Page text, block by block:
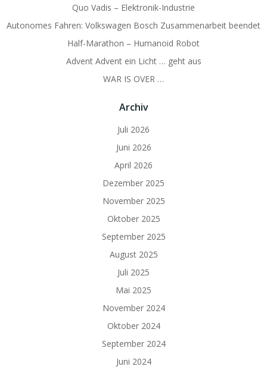
Quo Vadis – Elektronik-Industrie
Autonomes Fahren: Volkswagen Bosch Zusammenarbeit beendet
Half-Marathon – Humanoid Robot
Advent Advent ein Licht … geht aus
WAR IS OVER …
Archiv
Juli 2026
Juni 2026
April 2026
Dezember 2025
November 2025
Oktober 2025
September 2025
August 2025
Juli 2025
Mai 2025
November 2024
Oktober 2024
September 2024
Juni 2024